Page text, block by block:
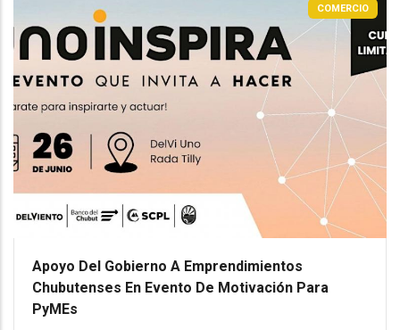
COMERCIO
Apoyo Del Gobierno A Emprendimientos
Chubutenses En Evento De Motivación Para
PyMEs